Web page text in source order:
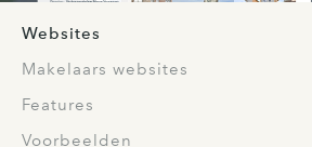
Websites
Makelaars websites
Features
Voorbeelden